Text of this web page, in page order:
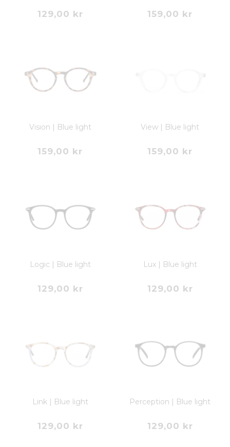
129,00 kr 159,00 kr
Vision | Blue light
159,00 kr
View | Blue light
159,00 kr
Logic | Blue light
129,00 kr
Lux | Blue light
129,00 kr
Link | Blue light
129,00 kr
Perception | Blue light
129,00 kr